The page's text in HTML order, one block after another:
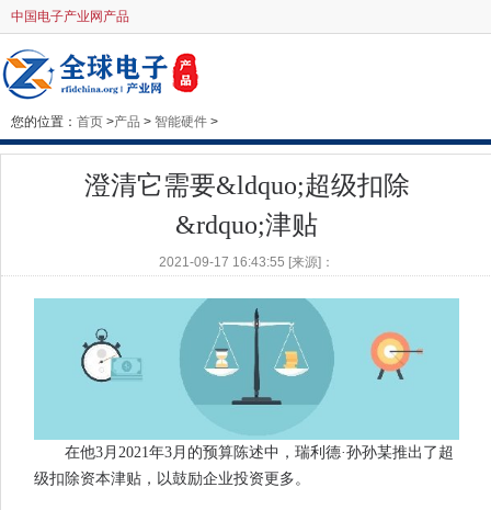
中国电子产业网产品
您的位置： 首页 >产品 > 智能硬件 >
澄清它需要&ldquo;超级扣除
&rdquo;津贴
2021-09-17 16:43:55 [来源]：
在他3月2021年3月的预算陈述中，瑞利德·孙孙某推出了超
级扣除资本津贴，以鼓励企业投资更多。